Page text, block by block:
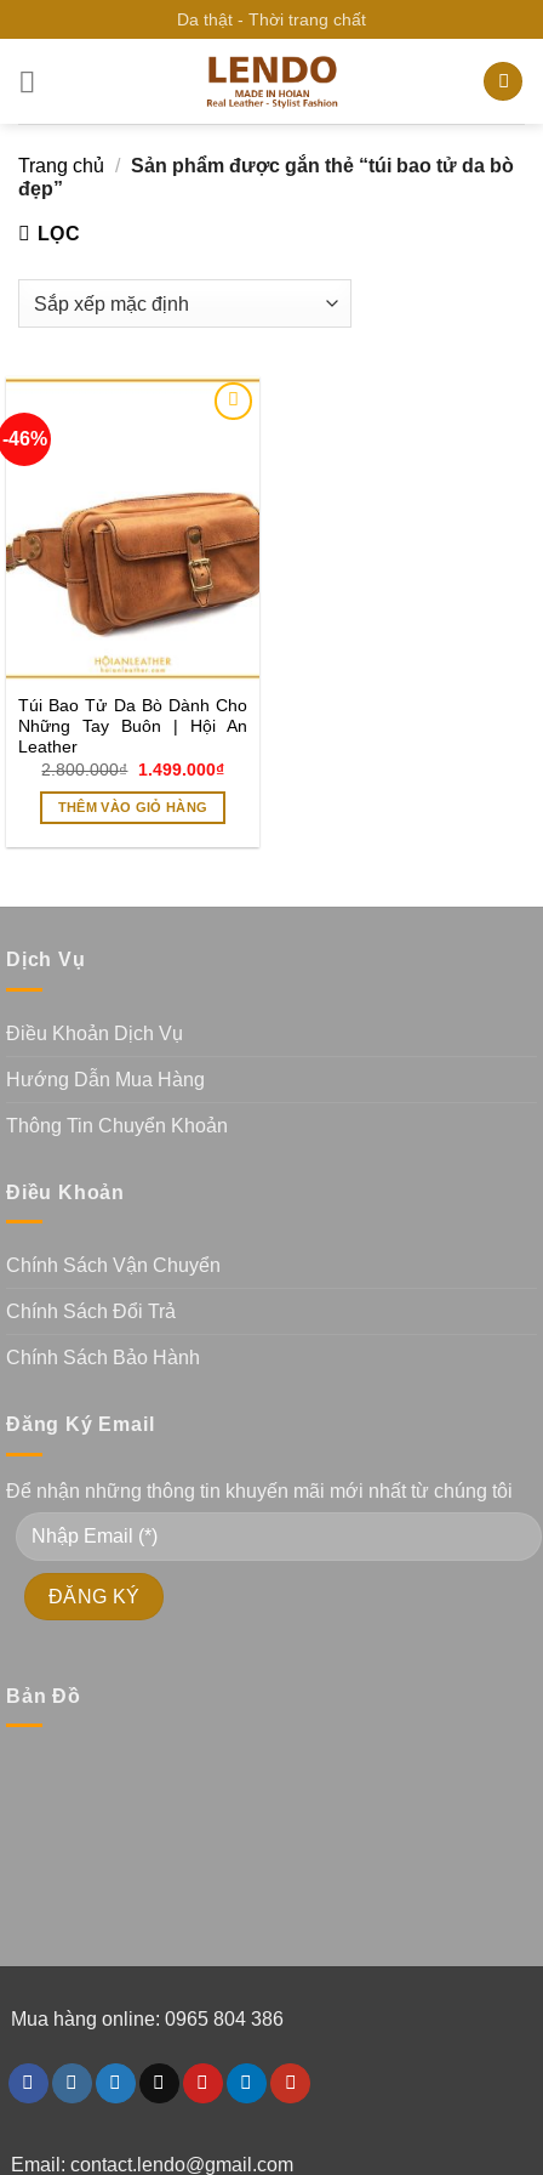
qua
nội
Da thật - Thời trang chất
Trang chủ / Sản phẩm được gắn thẻ “túi bao tử da bò
đẹp”
LỌC
-46%
Túi Bao Tử Da Bò Dành Cho
Những Tay Buôn | Hội An
Leather
2.800.000₫
Giá
là:
2.800.000₫.
1.499.000₫Giá
tại
THÊM VÀO GIỎ HÀNG
Dịch Vụ
Điều Khoản Dịch Vụ
Hướng Dẫn Mua Hàng
Thông Tin Chuyển Khoản
Điều Khoản
Chính Sách Vận Chuyển
Chính Sách Đổi Trả
Chính Sách Bảo Hành
Đăng Ký Email
Để nhận những thông tin khuyến mãi mới nhất từ chúng tôi
Bản Đồ
Mua hàng online: 0965 804 386
Email: contact.lendo@gmail.com